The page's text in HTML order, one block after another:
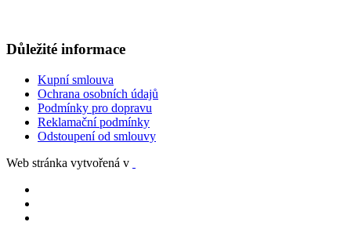
Důležité informace
Kupní smlouva
Ochrana osobních údajů
Podmínky pro dopravu
Reklamační podmínky
Odstoupení od smlouvy
Web stránka vytvořená v